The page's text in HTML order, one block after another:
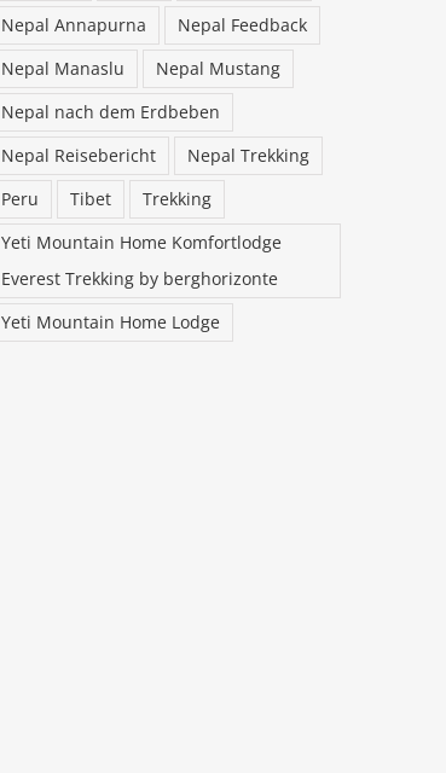
Nepal Annapurna
Nepal Feedback
Nepal Manaslu
Nepal Mustang
Nepal nach dem Erdbeben
Nepal Reisebericht
Nepal Trekking
Peru
Tibet
Trekking
Yeti Mountain Home Komfortlodge
Everest Trekking by berghorizonte
Yeti Mountain Home Lodge